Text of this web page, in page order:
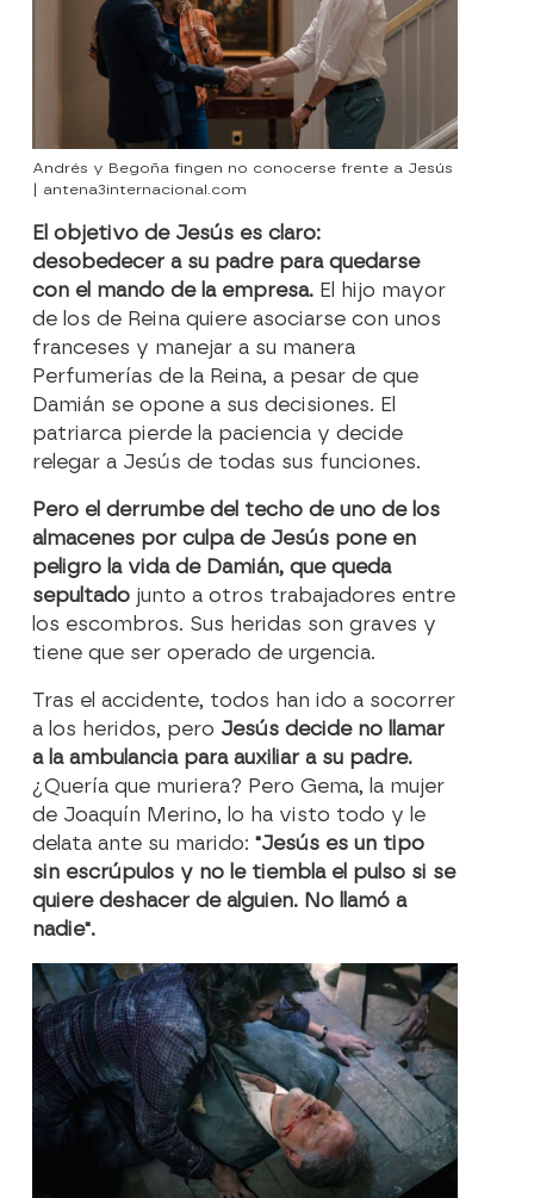
Andrés y Begoña fingen no conocerse frente a Jesús
| antena3internacional.com
El objetivo de Jesús es claro:
desobedecer a su padre para quedarse
con el mando de la empresa. El hijo mayor
de los de Reina quiere asociarse con unos
franceses y manejar a su manera
Perfumerías de la Reina, a pesar de que
Damián se opone a sus decisiones. El
patriarca pierde la paciencia y decide
relegar a Jesús de todas sus funciones.
Pero el derrumbe del techo de uno de los
almacenes por culpa de Jesús pone en
peligro la vida de Damián, que queda
sepultado junto a otros trabajadores entre
los escombros. Sus heridas son graves y
tiene que ser operado de urgencia.
Tras el accidente, todos han ido a socorrer
a los heridos, pero Jesús decide no llamar
a la ambulancia para auxiliar a su padre.
¿Quería que muriera? Pero Gema, la mujer
de Joaquín Merino, lo ha visto todo y le
delata ante su marido:"Jesús es un tipo
sin escrúpulos y no le tiembla el pulso si se
quiere deshacer de alguien. No llamó a
nadie".